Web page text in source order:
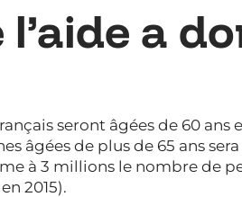
a
seront âgées de 60 ans
âgées de plus de 65 ans
à 3 millions le nombre de
2015).